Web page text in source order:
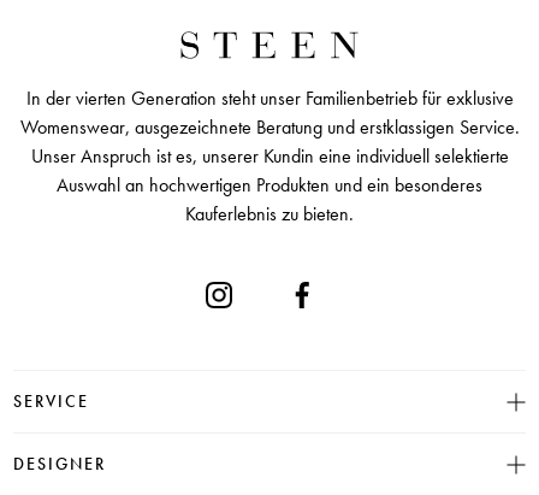
In der vierten Generation steht unser Familienbetrieb für exklusive
Womenswear, ausgezeichnete Beratung und erstklassigen Service.
Unser Anspruch ist es, unserer Kundin eine individuell selektierte
Auswahl an hochwertigen Produkten und ein besonderes
Kauferlebnis zu bieten.
SERVICE
Größentabelle
DESIGNER